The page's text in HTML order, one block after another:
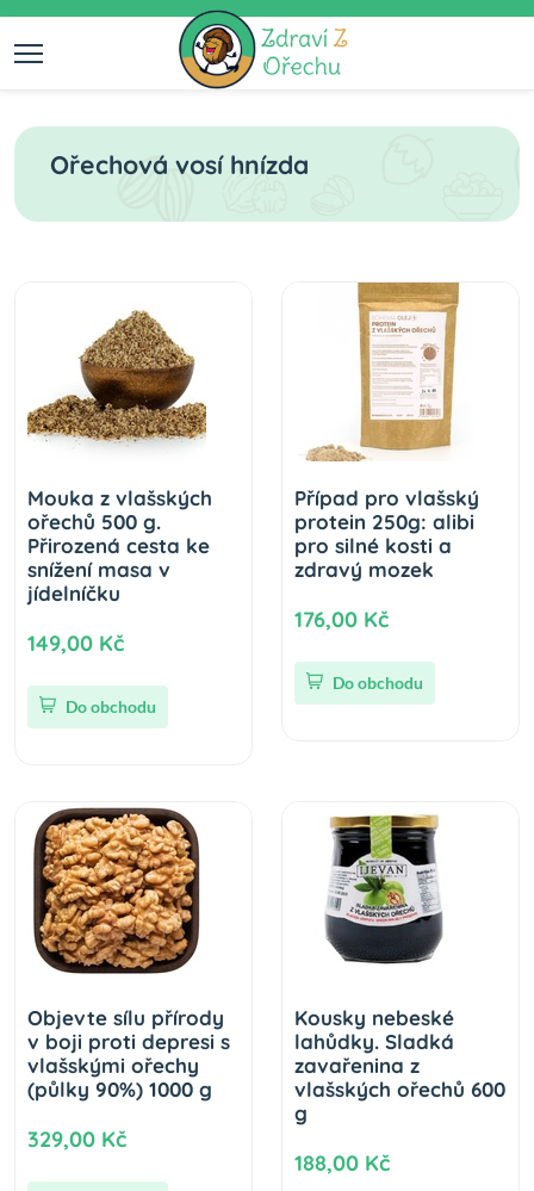
Ořechová vosí hnízda
Mouka z vlašských
ořechů 500 g.
Přirozená cesta ke
snížení masa v
jídelníčku
149,00 Kč
Do obchodu
Případ pro vlašský
protein 250g: alibi
pro silné kosti a
zdravý mozek
176,00 Kč
Do obchodu
Objevte sílu přírody
v boji proti depresi s
vlašskými ořechy
(půlky 90%) 1000 g
329,00 Kč
Kousky nebeské
lahůdky. Sladká
zavařenina z
vlašských ořechů 600
g
188,00 Kč